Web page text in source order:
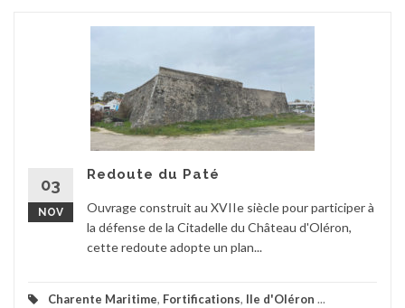
03
NOV
Redoute du Paté
Ouvrage construit au XVIIe siècle pour participer à
la défense de la Citadelle du Château d'Oléron,
cette redoute adopte un plan...
Charente Maritime, Fortifications, Ile d'Oléron ...